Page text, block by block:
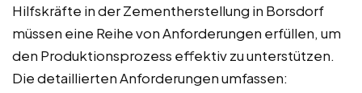
Hilfskräfte in der Zementherstellung in Borsdorf
müssen eine Reihe von Anforderungen erfüllen, um
den Produktionsprozess effektiv zu unterstützen.
Die detaillierten Anforderungen umfassen: